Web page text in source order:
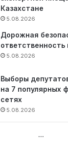
Казахстане
5.08.2026
Дорожная
5.08.2026
Выборы
на 7 популярных
сетях
5.08.2026
...